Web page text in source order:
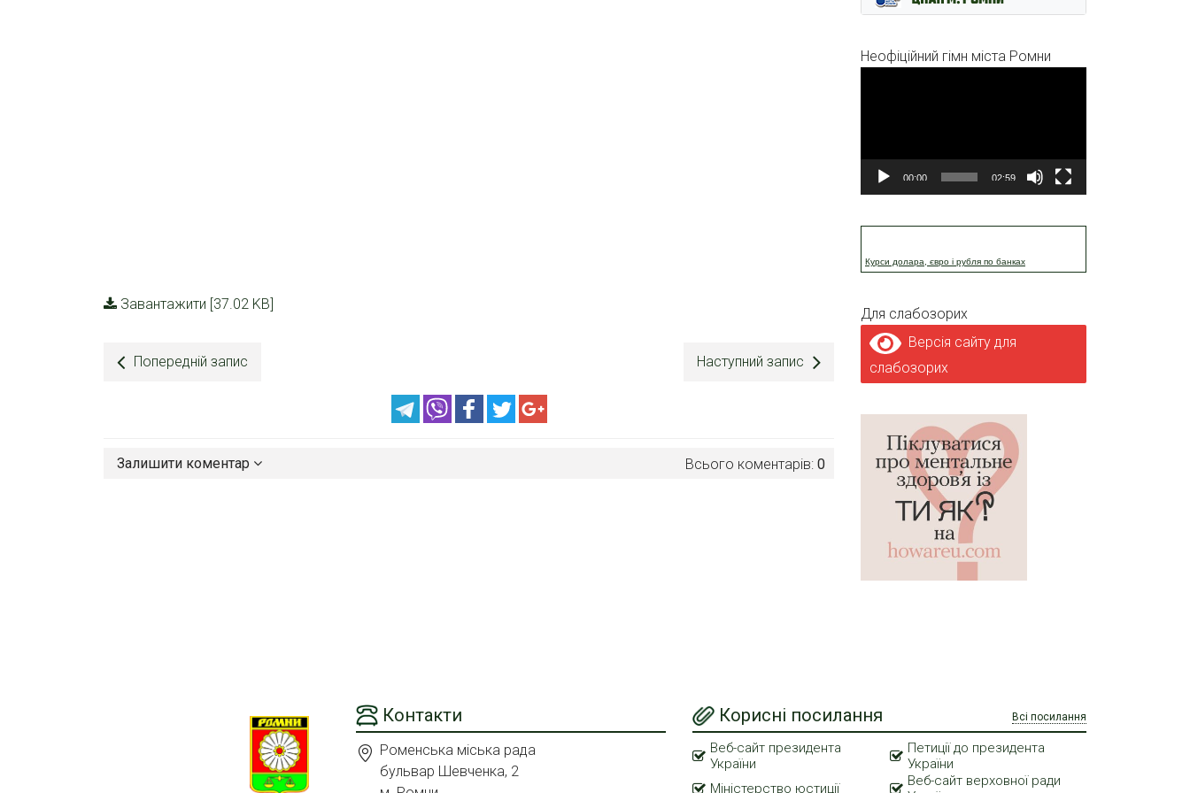
Завантажити [37.02 KB]
Попередній запис Наступний запис
Всього коментарів: 0
Залишити коментар
Неофіційний гімн міста Ромни
00:00 02:59
Курси долара, євро і рубля по банках
Для слабозорих
Версія сайту для
слабозорих
Контакти
Роменська міська рада
бульвар Шевченка, 2
Корисні посилання Всі посилання
Веб-сайт президента
України
Петиції до президента
України
Міністерство юстиції
Веб-сайт верховної ради